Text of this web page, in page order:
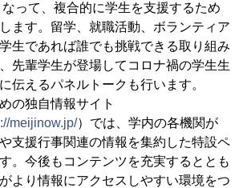
なって、複合的に学生を支援するため
ます。留学、就職活動、ボランティア
生であれば誰でも挑戦できる取り組み
先輩学生が登場してコロナ禍の学生生
伝えるパネルトークも行います。
の独自情報サイト
meijinow.jp/）では、学内の各機関が
支援行事関連の情報を集約した特設ペ
。今後もコンテンツを充実するととも
より情報にアクセスしやすい環境をつ